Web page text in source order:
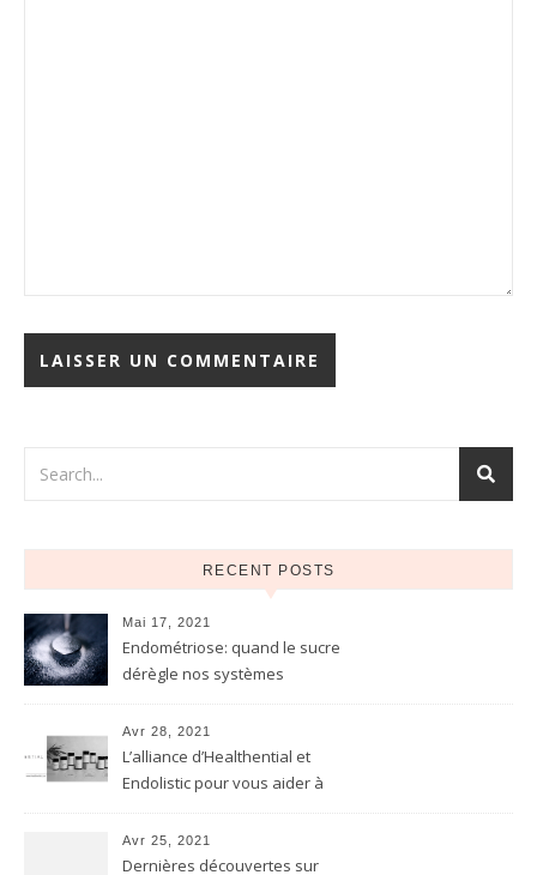
RECENT POSTS
Mai 17, 2021
Endométriose: quand le sucre
dérègle nos systèmes
immunitaire…)
Avr 28, 2021
L’alliance d’Healthential et
Endolistic pour vous aider à
l’endométriose
Avr 25, 2021
Dernières découvertes sur